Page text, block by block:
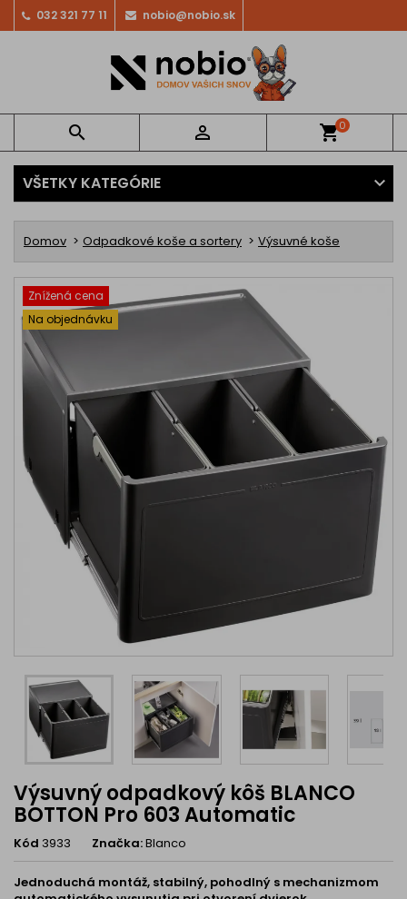
032 321 77 11 nobio@nobio.sk
  shopping_cart0
VŠETKY KATEGÓRIE
Domov Odpadkové koše a sortery Výsuvné koše
Znížená cena
Na objednávku
Výsuvný odpadkový kôš BLANCO
BOTTON Pro 603 Automatic
Kód 3933 Značka:Blanco
Jednoduchá montáž, stabilný, pohodlný s mechanizmom